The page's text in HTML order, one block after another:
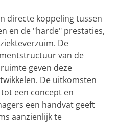
directe koppeling tussen
en de "harde" prestaties,
De
van de
geven deze
De uitkomsten
een concept en
een handvat geeft
aanzienlijk te